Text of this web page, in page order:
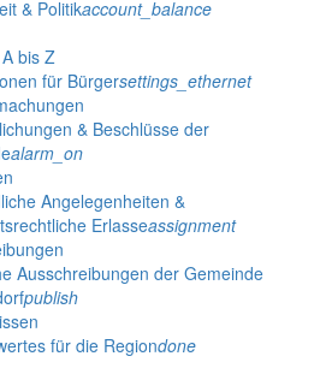
& Politikaccount_balance
bis Z
für Bürgersettings_ethernet
& Beschlüsse der
alarm_on
Angelegenheiten &
Erlasseassignment
Ausschreibungen der Gemeinde
publish
für die Regiondone